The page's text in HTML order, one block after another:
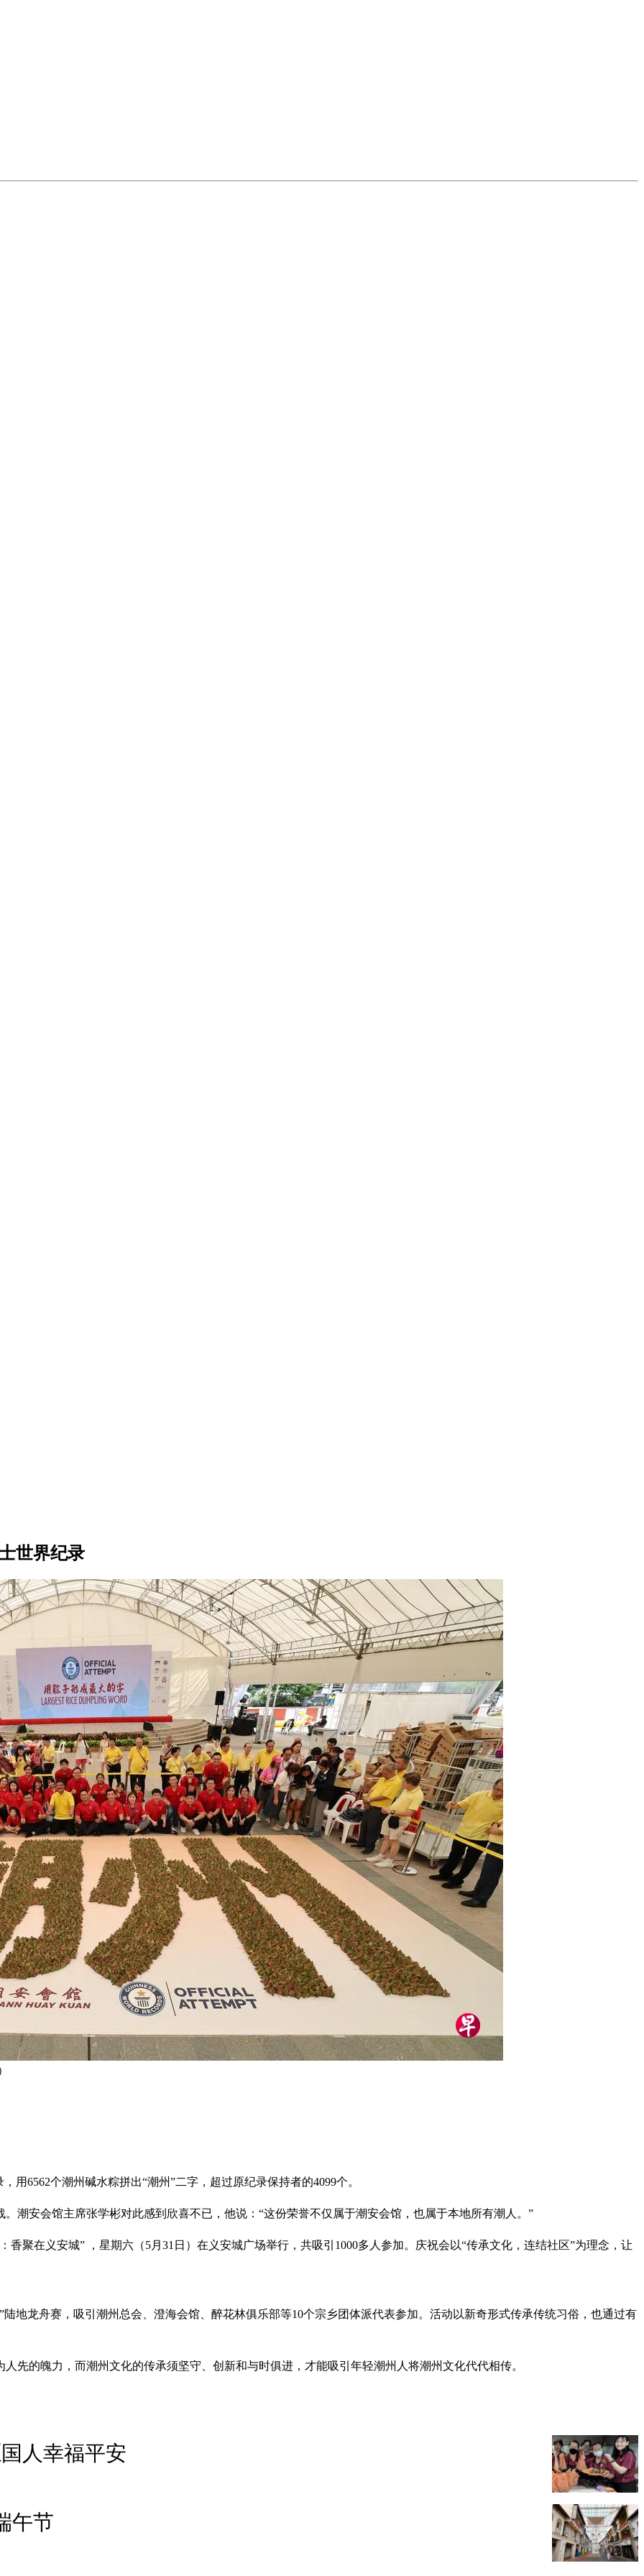
世界纪录
用6562个潮州碱水粽拼出“潮州”二字，超过原纪录保持者的4099个。
潮安会馆主席张学彬对此感到欣喜不已，他说：“这份荣誉不仅属于潮安会馆，也属于本地所有潮人。”
聚在义安城” ，星期六（5月31日）在义安城广场举行，共吸引1000多人参加。庆祝会以“传承文化，连结社区”为理念，让
地龙舟赛，吸引潮州总会、澄海会馆、醉花林俱乐部等10个宗乡团体派代表参加。活动以新奇形式传承传统习俗，也通过有
先的魄力，而潮州文化的传承须坚守、创新和与时俱进，才能吸引年轻潮州人将潮州文化代代相传。
人幸福平安
午节